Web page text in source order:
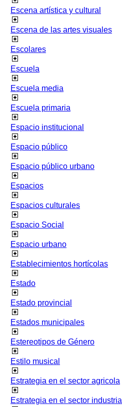
Escena artística y cultural
Escena de las artes visuales
Escolares
Escuela
Escuela media
Escuela primaria
Espacio institucional
Espacio público
Espacio público urbano
Espacios
Espacios culturales
Espacio Social
Espacio urbano
Establecimientos hortícolas
Estado
Estado provincial
Estados municipales
Estereotipos de Género
Estilo musical
Estrategia en el sector agricola
Estrategia en el sector industrial